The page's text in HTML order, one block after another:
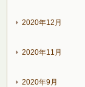
2020年12月
2020年11月
2020年9月